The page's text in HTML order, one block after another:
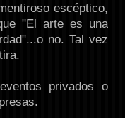
escéptico,
"El arte es una
no. Tal vez
privados o